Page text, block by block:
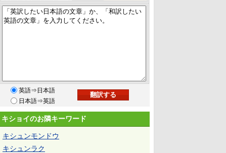
英語⇒日本語
日本語⇒英語
キショイのお隣キーワード
キシュンモンドウ
キシュンラク